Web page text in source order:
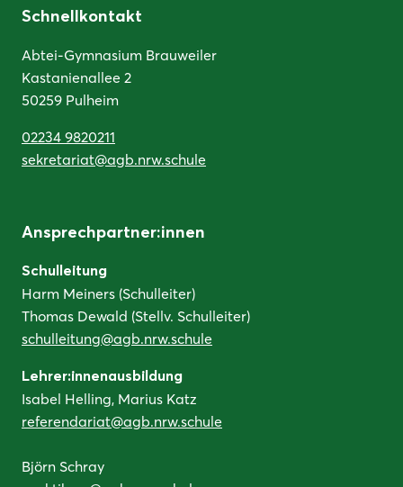
Schnellkontakt
Abtei-Gymnasium Brauweiler
Kastanienallee 2
50259 Pulheim
02234 9820211
sekretariat@agb.nrw.schule
Ansprechpartner:innen
Schulleitung
Harm Meiners (Schulleiter)
Thomas Dewald (Stellv. Schulleiter)
schulleitung@agb.nrw.schule
Lehrer:innenausbildung
Isabel Helling, Marius Katz
referendariat@agb.nrw.schule
Björn Schray